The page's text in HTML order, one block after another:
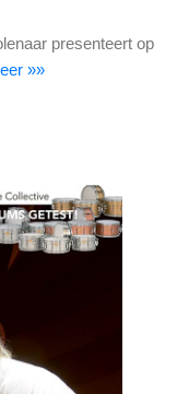
presenteert op
»»